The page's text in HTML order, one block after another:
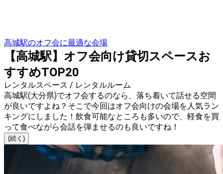
高城駅のオフ会に最適な会場
【高城駅】オフ会向け貸切スペースお
すすめTOP20
レンタルスペース / レンタルルーム
高城駅(大分県)でオフ会するのなら、落ち着いて話せる空間
が良いですよね？そこで今回はオフ会向けの会場を人気ラン
キングにしました！飲食可能なところも多いので、軽食を買
って食べながら会話を弾ませるのも良いですね！
(続く)